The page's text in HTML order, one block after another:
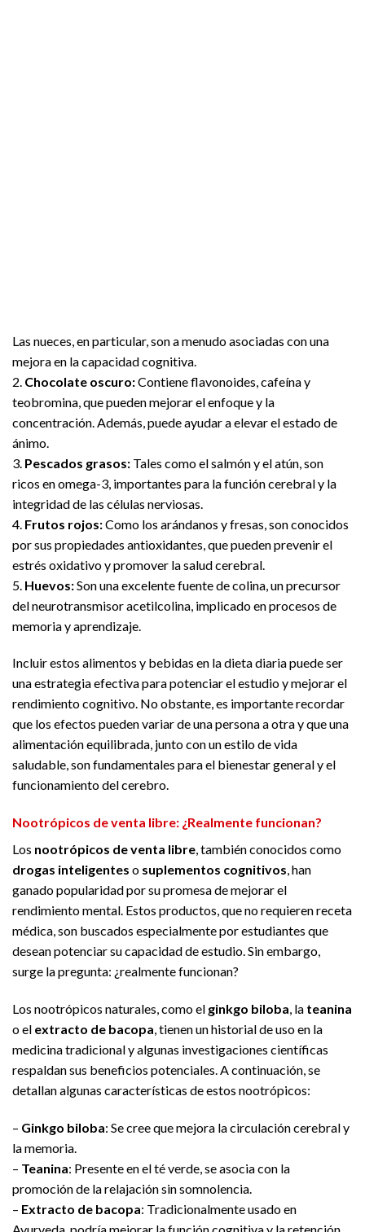
Las nueces, en particular, son a menudo asociadas con una
mejora en la capacidad cognitiva.
2. Chocolate oscuro:Contiene flavonoides, cafeína y
teobromina, que pueden mejorar el enfoque y la
concentración. Además, puede ayudar a elevar el estado de
ánimo.
3. Pescados grasos: Tales como el salmón y el atún, son
ricos en omega-3, importantes para la función cerebral y la
integridad de las células nerviosas.
4. Frutos rojos:Como los arándanos y fresas, son conocidos
por sus propiedades antioxidantes, que pueden prevenir el
estrés oxidativo y promover la salud cerebral.
5. Huevos:Son una excelente fuente de colina, un precursor
del neurotransmisor acetilcolina, implicado en procesos de
memoria y aprendizaje.
Incluir estos alimentos y bebidas en la dieta diaria puede ser
una estrategia efectiva para potenciar el estudio y mejorar el
rendimiento cognitivo. No obstante, es importante recordar
que los efectos pueden variar de una persona a otra y que una
alimentación equilibrada, junto con un estilo de vida
saludable, son fundamentales para el bienestar general y el
funcionamiento del cerebro.
Nootrópicos de venta libre: ¿Realmente funcionan?
Los nootrópicos de venta libre, también conocidos como
drogas inteligentes o suplementos cognitivos, han
ganado popularidad por su promesa de mejorar el
rendimiento mental. Estos productos, que no requieren receta
médica, son buscados especialmente por estudiantes que
desean potenciar su capacidad de estudio. Sin embargo,
surge la pregunta: ¿realmente funcionan?
Los nootrópicos naturales, como el ginkgo biloba, la teanina
o el extracto de bacopa, tienen un historial de uso en la
medicina tradicional y algunas investigaciones científicas
respaldan sus beneficios potenciales. A continuación, se
detallan algunas características de estos nootrópicos:
– Ginkgo biloba: Se cree que mejora la circulación cerebral y
la memoria.
– Teanina: Presente en el té verde, se asocia con la
promoción de la relajación sin somnolencia.
– Extracto de bacopa: Tradicionalmente usado en